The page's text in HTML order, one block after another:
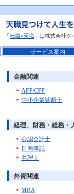
「転職×天職 」は株式会社
サービス案内
金融関連
AFP/CFP
中小企業診断士
経理、財務・総務・
公認会計士
日商簿記
弁理士
外資関連
MBA